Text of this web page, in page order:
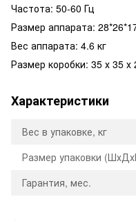
Частота: 50-60 Гц
Размер аппарата:
Вес аппарата: 4.6 кг
Размер коробки: 35 х 35 х
Характеристики
Вес в упаковке, кг
Размер упаковки
Гарантия, мес.